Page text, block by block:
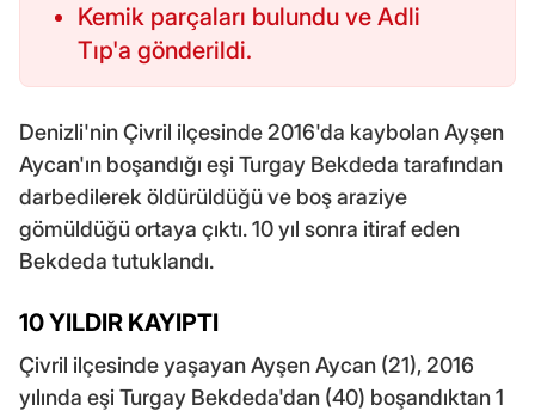
Kemik parçaları bulundu ve Adli
Tıp'a gönderildi.
Denizli'nin Çivril ilçesinde 2016'da kaybolan Ayşen
Aycan'ın boşandığı eşi Turgay Bekdeda tarafından
darbedilerek öldürüldüğü ve boş araziye
gömüldüğü ortaya çıktı. 10 yıl sonra itiraf eden
Bekdeda tutuklandı.
10 YILDIR KAYIPTI
Çivril ilçesinde yaşayan Ayşen Aycan (21), 2016
yılında eşi Turgay Bekdeda'dan (40) boşandıktan 1